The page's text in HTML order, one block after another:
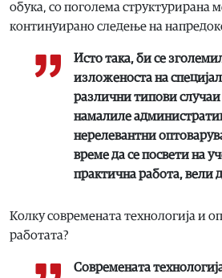
обука, со поголема структурирана
континуирано следење на
Исто така, би се
изложеноста на
различни типови случаи
намалиле
нерелевантни
време да се посвети на
практична работа, вели
Колку современата технологија и
работата?
Современата